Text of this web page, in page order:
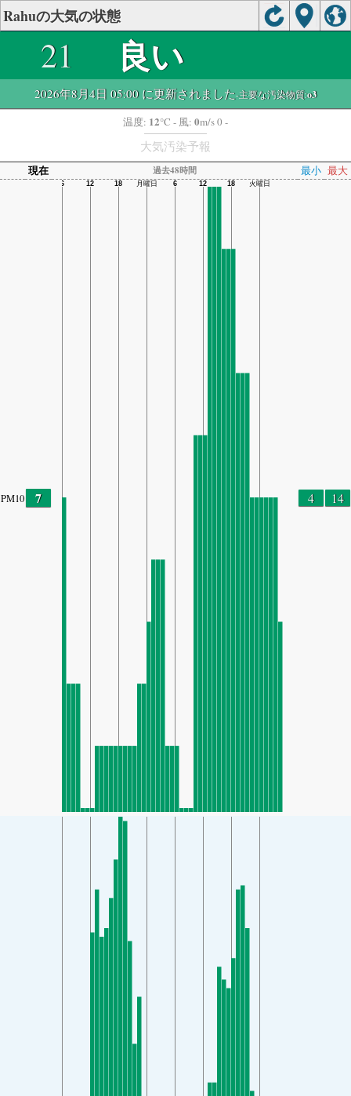
Rahuの大気の状態
21 良い
2026年8月4日 05:00 に更新されました-主要な汚染物質:o3
温度: 12°C - 風: 0m/s 0 -
大気汚染予報
現在 過去48時間 最小 最大
PM10 7 4 14